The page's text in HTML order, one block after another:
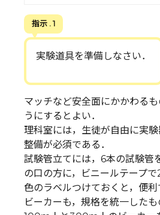
指示 . 1
実験道具を準備しなさい．
マッチなど安全面にかかわる
うにするとよい．
理科室には，生徒が自由に実
整備が必須である．
試験管立てには，6本の試験管
の口の方に，ビニールテープ
色のラベルつけておくと，便利
ビーカーも，規格を統一したも